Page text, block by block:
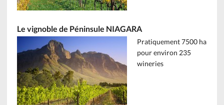
Le vignoble de Péninsule NIAGARA
Pratiquement 7500 ha
pour environ 235
wineries